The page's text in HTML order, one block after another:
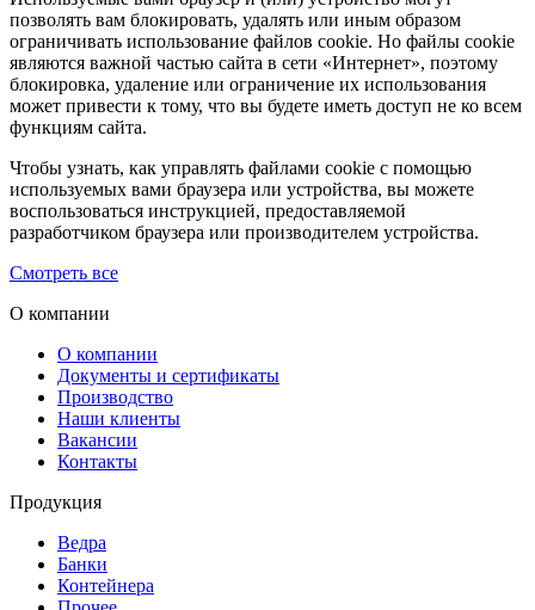
позволять вам блокировать, удалять или иным образом
ограничивать использование файлов cookie. Но файлы cookie
являются важной частью сайта в сети «Интернет», поэтому
блокировка, удаление или ограничение их использования
может привести к тому, что вы будете иметь доступ не ко всем
функциям сайта.
Чтобы узнать, как управлять файлами cookie с помощью
используемых вами браузера или устройства, вы можете
воспользоваться инструкцией, предоставляемой
разработчиком браузера или производителем устройства.
Смотреть все
О компании
О компании
Документы и сертификаты
Производство
Наши клиенты
Вакансии
Контакты
Продукция
Ведра
Банки
Контейнера